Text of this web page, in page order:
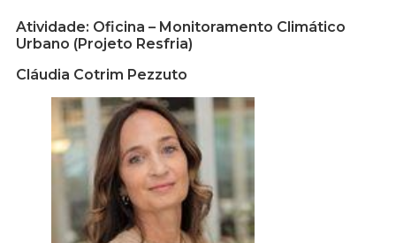
Atividade: Oficina – Monitoramento Climático
Urbano (Projeto Resfria)
Cláudia Cotrim Pezzuto